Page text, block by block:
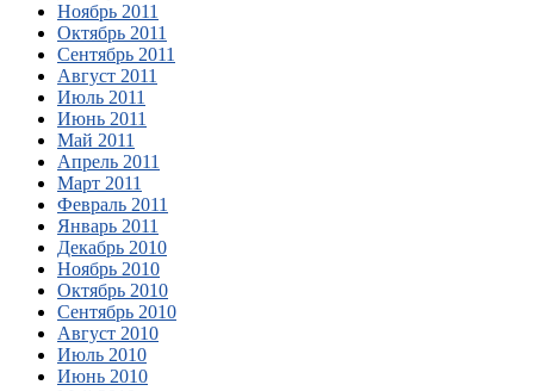
Ноябрь 2011
Октябрь 2011
Сентябрь 2011
Август 2011
Июль 2011
Июнь 2011
Май 2011
Апрель 2011
Март 2011
Февраль 2011
Январь 2011
Декабрь 2010
Ноябрь 2010
Октябрь 2010
Сентябрь 2010
Август 2010
Июль 2010
Июнь 2010